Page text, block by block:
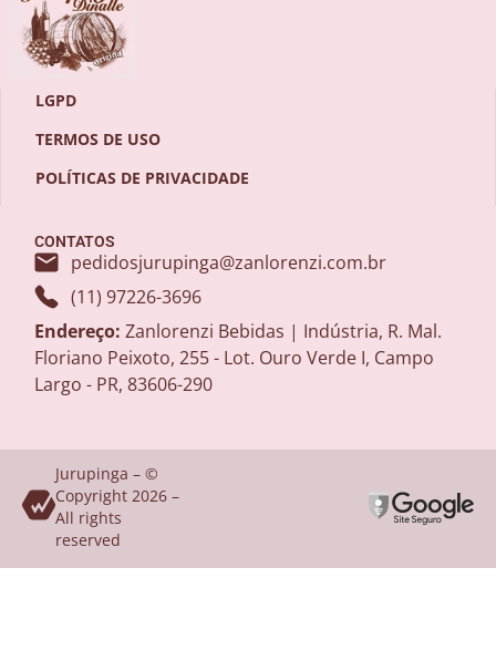
LGPD
TERMOS DE USO
POLÍTICAS DE PRIVACIDADE
CONTATOS
pedidosjurupinga@zanlorenzi.com.br
(11) 97226-3696
Endereço: Zanlorenzi Bebidas | Indústria, R. Mal.
Floriano Peixoto, 255 - Lot. Ouro Verde I, Campo
Largo - PR, 83606-290
Jurupinga – ©
Copyright 2026 –
All rights
reserved